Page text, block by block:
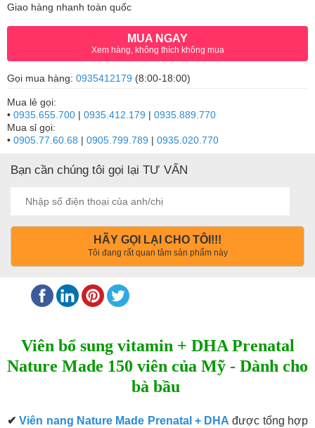
Giao hàng nhanh toàn quốc
MUA NGAY
Xem hàng, không thích không mua
Gọi mua hàng: 0935412179 (8:00-18:00)
Mua lẻ gọi:
• 0935.655.700 | 0935.412.179 | 0935.889.770
Mua sỉ gọi:
• 0905.77.60.68 | 0905.799.789 | 0935.020.770
Bạn cần chúng tôi gọi lại TƯ VẤN
HÃY GỌI LẠI CHO TÔI!!!
Tôi đang rất quan tâm sản phẩm này
Viên bổ sung vitamin + DHA Prenatal
Nature Made 150 viên của Mỹ - Dành cho
bà bầu
✔Viên nang Nature Made Prenatal + DHA được tổng hợp